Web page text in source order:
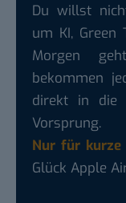
Du willst
um KI, Green
Morgen
bekommen
direkt in die
Vorsprung.
Nur für kurze
Glück Apple